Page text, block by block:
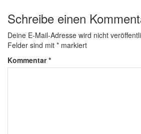
Schreibe einen
Deine E-Mail-Adresse wird nicht
Felder sind mit * markiert
Kommentar*